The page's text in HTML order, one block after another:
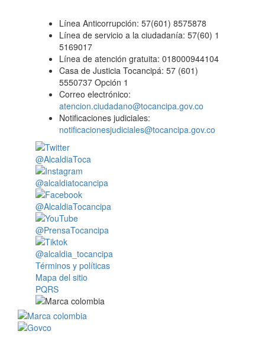
Línea Anticorrupción: 57(601) 8575878
Línea de servicio a la ciudadanía: 57(60) 1
5169017
Línea de atención gratuita: 018000944104
Casa de Justicia Tocancipá: 57 (601)
5550737 Opción 1
Correo electrónico:
atencion.ciudadano@tocancipa.gov.co
Notificaciones judiciales:
notificacionesjudiciales@tocancipa.gov.co
@AlcaldiaToca
@alcaldiatocancipa
@AlcaldiaTocancipa
@PrensaTocancipa
@alcaldia_tocancipa
Términos y políticas
Mapa del sitio
PQRS